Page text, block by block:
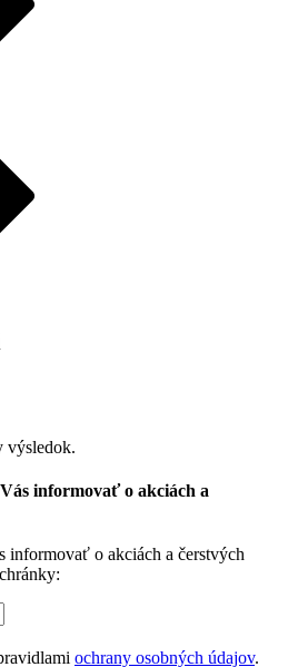
výsledok.
informovať o akciách a
informovať o akciách a čerstvých
ochrany osobných údajov.